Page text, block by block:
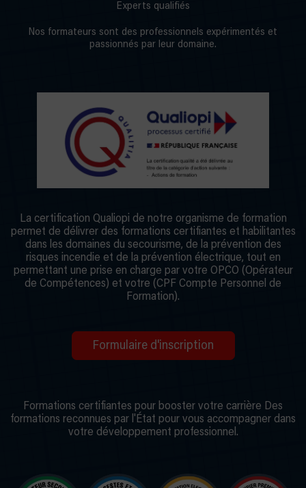
Experts qualifiés
Nos formateurs sont des professionnels expérimentés et
passionnés par leur domaine.
La certification Qualiopi de notre organisme de formation
permet de délivrer des formations certifiantes et habilitantes
dans les domaines du secourisme, de la prévention des
risques incendie et de la prévention électrique, tout en
permettant une prise en charge par votre OPCO (Opérateur
de Compétences) et votre (CPF Compte Personnel de
Formation).
Formulaire d'inscription
Formations certifiantes pour booster votre carrière Des
formations reconnues par l'État pour vous accompagner dans
votre développement professionnel.